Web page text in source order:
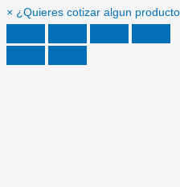
× ¿Quieres cotizar algun